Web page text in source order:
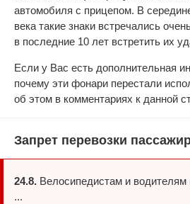
автомобиля с прицепом. В
века такие знаки встречались
в последние 10 лет встретить их
Если у Вас есть дополнительная
почему эти фонари перестали
об этом в комментариях к данной
Запрет перевозки
24.8. Велосипедистам и
...